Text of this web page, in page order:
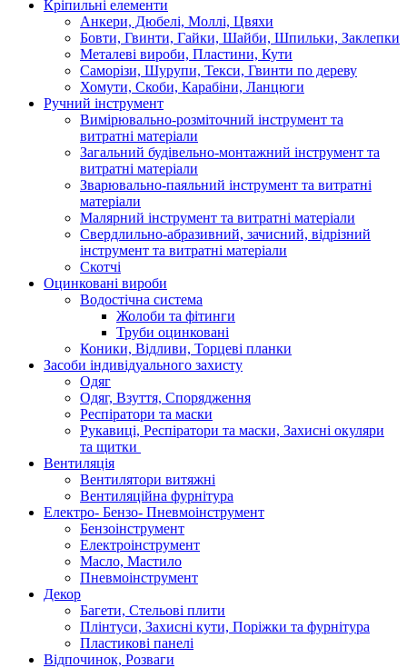
Кріпильні елементи
Анкери, Дюбелі, Моллі, Цвяхи
Бовти, Гвинти, Гайки, Шайби, Шпильки, Заклепки
Металеві вироби, Пластини, Кути
Саморізи, Шурупи, Текси, Гвинти по дереву
Хомути, Скоби, Карабіни, Ланцюги
Ручний інструмент
Вимірювально-розміточний інструмент та
витратні матеріали
Загальний будівельно-монтажний інструмент та
витратні матеріали
Зварювально-паяльний інструмент та витратні
матеріали
Малярний інструмент та витратні матеріали
Свердлильно-абразивний, зачисний, відрізний
інструмент та витратні матеріали
Скотчі
Оцинковані вироби
Водостічна система
Жолоби та фітинги
Труби оцинковані
Коники, Відливи, Торцеві планки
Засоби індивідуального захисту
Одяг
Одяг, Взуття, Спорядження
Респіратори та маски
Рукавиці, Респіратори та маски, Захисні окуляри
та щитки
Вентиляція
Вентилятори витяжні
Вентиляційна фурнітура
Електро- Бензо- Пневмоінструмент
Бензоінструмент
Електроінструмент
Масло, Мастило
Пневмоінструмент
Декор
Багети, Стельові плити
Плінтуси, Захисні кути, Поріжки та фурнітура
Пластикові панелі
Відпочинок, Розваги